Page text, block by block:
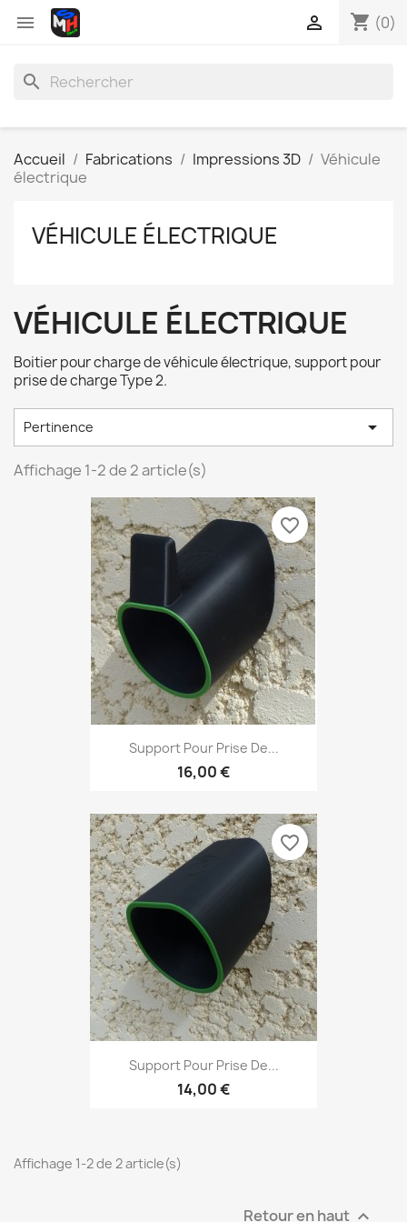
 shopping_cart (0)

search
Accueil Fabrications Impressions 3D
Véhicule
électrique
VÉHICULE ÉLECTRIQUE
VÉHICULE ÉLECTRIQUE
Boitier pour charge de véhicule électrique, support pour
prise de charge Type 2.
Pertinence 
Affichage 1-2 de 2 article(s)
Support Pour Prise De...
16,00 €
favorite_border
Support Pour Prise De...
14,00 €
favorite_border
Affichage 1-2 de 2 article(s)
Retour en haut 